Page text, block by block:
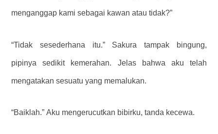
menganggap kami sebagai kawan atau tidak?”
“Tidak sesederhana itu.” Sakura tampak bingung,
pipinya sedikit kemerahan. Jelas bahwa aku telah
mengatakan sesuatu yang memalukan.
“Baiklah.” Aku mengerucutkan bibirku, tanda kecewa.